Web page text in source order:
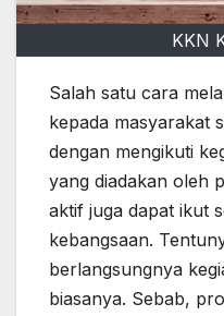
KKN
Salah satu cara
kepada masyarakat
dengan mengikuti
yang diadakan oleh
aktif juga dapat ikut
kebangsaan.
berlangsungnya
biasanya. Sebab,